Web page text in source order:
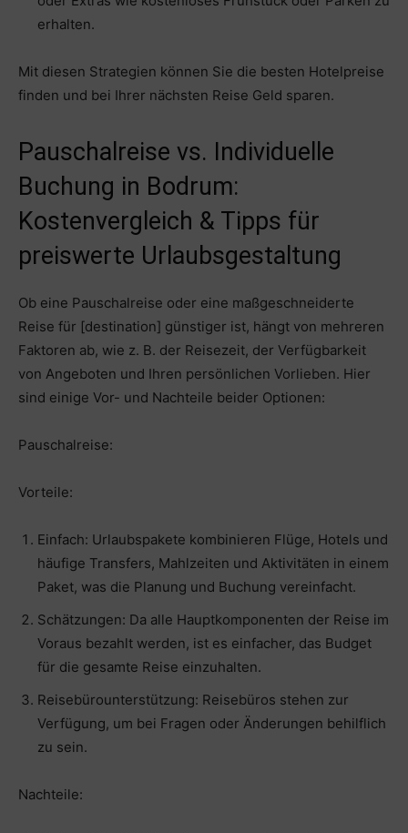
erhalten.
Mit diesen Strategien können Sie die besten Hotelpreise
finden und bei Ihrer nächsten Reise Geld sparen.
Pauschalreise vs. Individuelle
Buchung in Bodrum:
Kostenvergleich & Tipps für
preiswerte Urlaubsgestaltung
Ob eine Pauschalreise oder eine maßgeschneiderte
Reise für [destination] günstiger ist, hängt von mehreren
Faktoren ab, wie z. B. der Reisezeit, der Verfügbarkeit
von Angeboten und Ihren persönlichen Vorlieben. Hier
sind einige Vor- und Nachteile beider Optionen:
Pauschalreise:
Vorteile:
Einfach: Urlaubspakete kombinieren Flüge, Hotels und
häufige Transfers, Mahlzeiten und Aktivitäten in einem
Paket, was die Planung und Buchung vereinfacht.
Schätzungen: Da alle Hauptkomponenten der Reise im
Voraus bezahlt werden, ist es einfacher, das Budget
für die gesamte Reise einzuhalten.
Reisebürounterstützung: Reisebüros stehen zur
Verfügung, um bei Fragen oder Änderungen behilflich
zu sein.
Nachteile: